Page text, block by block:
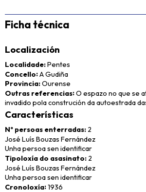
Ficha técnica
Localización
Localidade Pentes
Concello A Gudiña
Provincia Ourense
Outras referencias O espazo no que se
invadido pola construción da autoestrada
Características
Nº persoas enterradas 2
José Luís Bouzas Fernández
Unha persoa sen identificar
Tipoloxía do asasinato 2
José Luís Bouzas Fernández
Unha persoa sen identificar
Cronoloxía 1936